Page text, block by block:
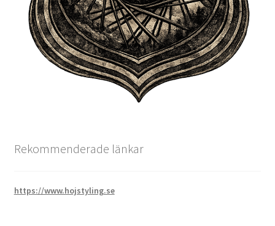
Rekommenderade länkar
https://www.hojstyling.se